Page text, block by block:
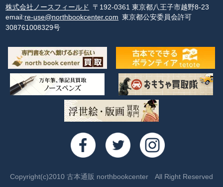
株式会社ノースフィールド
〒192-0361 東京都八王子市越野8-23
email:re-use@northbookcenter.com 東京都公安委員会許可
308761008329号
Copyright(c)2010 古本通販 northbookcenter All Right Reserved